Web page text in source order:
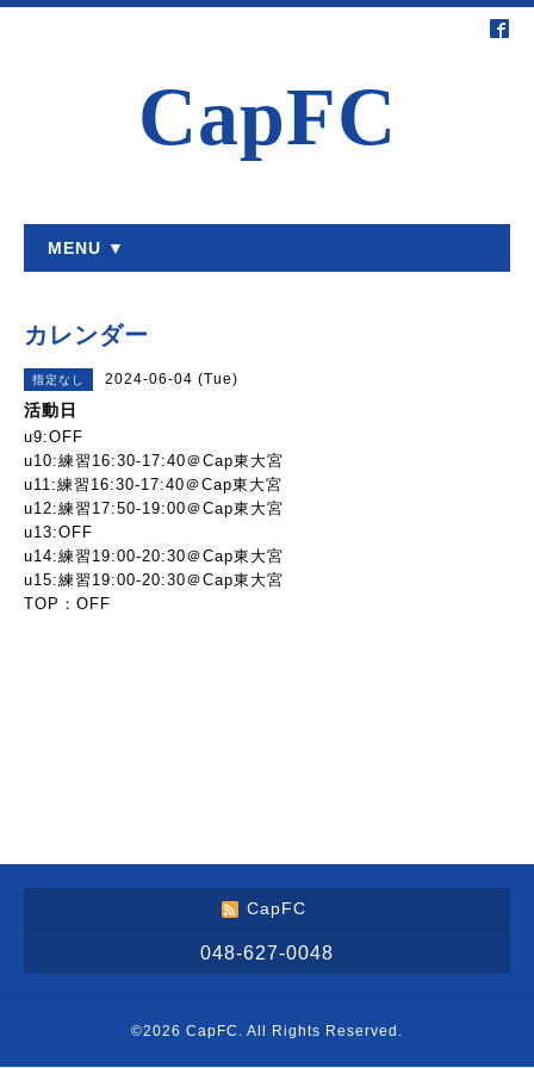
CapFC
MENU ▼
カレンダー
指定なし 2024-06-04 (Tue)
活動日
u9:OFF
u10:練習16:30-17:40＠Cap東大宮
u11:練習16:30-17:40＠Cap東大宮
u12:練習17:50-19:00＠Cap東大宮
u13:OFF
u14:練習19:00-20:30＠Cap東大宮
u15:練習19:00-20:30＠Cap東大宮
TOP：OFF
CapFC
048-627-0048
©2026 CapFC . All Rights Reserved.